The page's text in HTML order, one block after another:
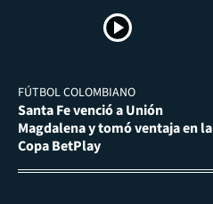
FÚTBOL COLOMBIANO
Santa Fe venció a Unión
Magdalena y tomó ventaja en la
Copa BetPlay